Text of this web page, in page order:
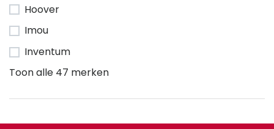
Hoover
Imou
Inventum
Toon alle 47 merken